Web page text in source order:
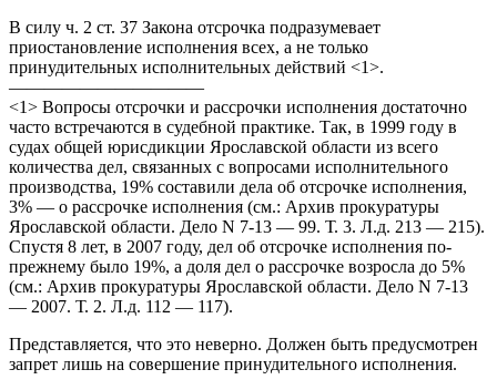
В силу ч. 2 ст. 37 Закона отсрочка подразумевает
приостановление исполнения всех, а не только
принудительных исполнительных действий <1>.
———————————
<1> Вопросы отсрочки и рассрочки исполнения достаточно
часто встречаются в судебной практике. Так, в 1999 году в
судах общей юрисдикции Ярославской области из всего
количества дел, связанных с вопросами исполнительного
производства, 19% составили дела об отсрочке исполнения,
3% — о рассрочке исполнения (см.: Архив прокуратуры
Ярославской области. Дело N 7-13 — 99. Т. 3. Л.д. 213 — 215).
Спустя 8 лет, в 2007 году, дел об отсрочке исполнения по-
прежнему было 19%, а доля дел о рассрочке возросла до 5%
(см.: Архив прокуратуры Ярославской области. Дело N 7-13
— 2007. Т. 2. Л.д. 112 — 117).
Представляется, что это неверно. Должен быть предусмотрен
запрет лишь на совершение принудительного исполнения.